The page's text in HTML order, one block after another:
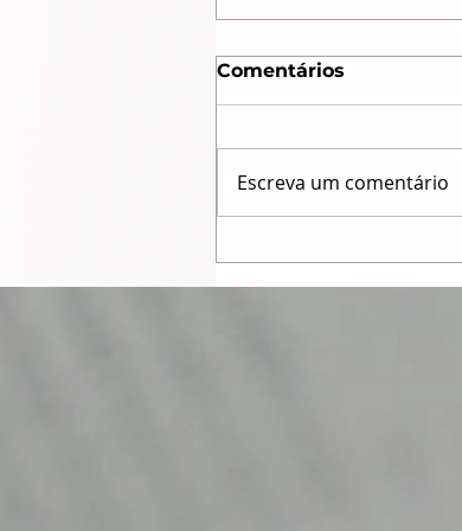
Comentários
Escreva um comentário